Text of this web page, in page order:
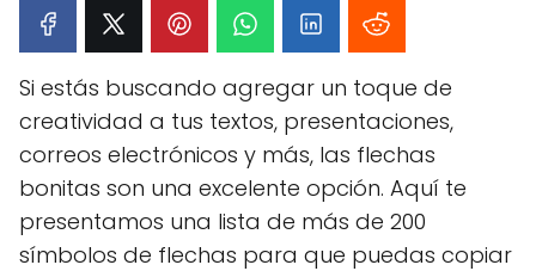
Si estás buscando agregar un toque de
creatividad a tus textos, presentaciones,
correos electrónicos y más, las flechas
bonitas son una excelente opción. Aquí te
presentamos una lista de más de 200
símbolos de flechas para que puedas copiar